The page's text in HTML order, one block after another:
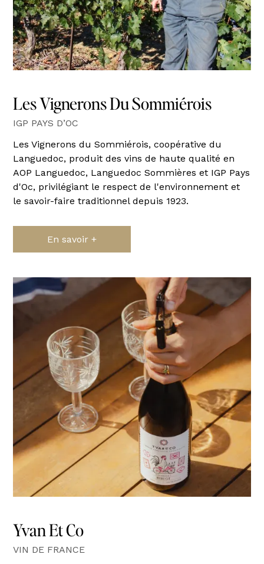
Les Vignerons Du Sommiérois
IGP PAYS D’OC
Les Vignerons du Sommiérois, coopérative du
Languedoc, produit des vins de haute qualité en
AOP Languedoc, Languedoc Sommières et IGP Pays
d'Oc, privilégiant le respect de l'environnement et
le savoir-faire traditionnel depuis 1923.
En savoir +
Yvan Et Co
VIN DE FRANCE